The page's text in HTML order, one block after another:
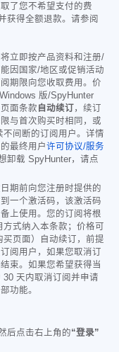
了您不希望支付的费
获得全额退款。请参阅
立即按产品资料和注册/
因国家/地区或促销活动
期限向您收取费用。价
版/SpyHunter
面条款 自动续订，续订
与首次购买时相同，或
间断的订阅用户。详情
最终用户许可协议/服务
卸载 SpyHunter，请点
期前向您注册时提供的
一个激活码，该激活码
上使用。您的订阅将根
式纳入本条款；价格可
页面）自动续订，前提
阅用户，如果您取消订
束。如果您希望获得当
天内取消订阅并申请
功能。
后点击右上角的“登录”